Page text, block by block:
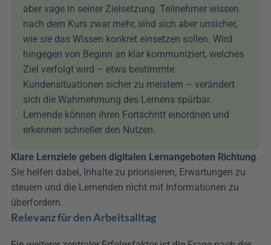
aber vage in seiner Zielsetzung. Teilnehmer wissen
nach dem Kurs zwar mehr, sind sich aber unsicher,
wie sie das Wissen konkret einsetzen sollen. Wird
hingegen von Beginn an klar kommuniziert, welches
Ziel verfolgt wird – etwa bestimmte
Kundensituationen sicher zu meistern – verändert
sich die Wahrnehmung des Lernens spürbar.
Lernende können ihren Fortschritt einordnen und
erkennen schneller den Nutzen.
Klare Lernziele geben digitalen Lernangeboten Richtung.
Sie helfen dabei, Inhalte zu priorisieren, Erwartungen zu
steuern und die Lernenden nicht mit Informationen zu
überfordern.
Relevanz für den Arbeitsalltag